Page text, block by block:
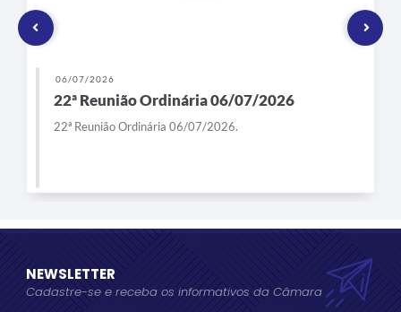
06/07/2026
22ª Reunião Ordinária 06/07/2026
22ª Reunião Ordinária 06/07/2026.
NEWSLETTER
Cadastre-se e receba os informativos da Câmara